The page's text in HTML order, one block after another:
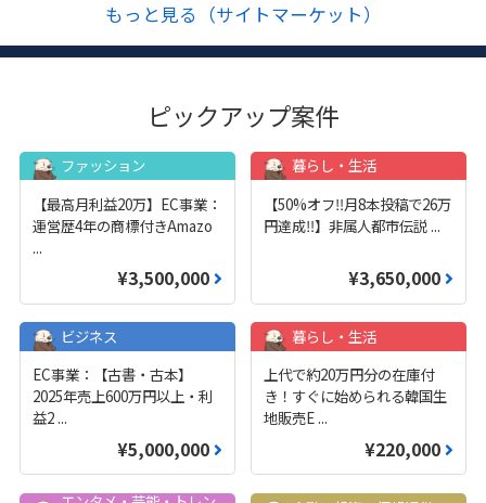
もっと見る（サイトマーケット）
ピックアップ案件
ファッション
【最高月利益20万】EC事業：
運営歴4年の商標付きAmazo
...
¥3,500,000
暮らし・生活
【50%オフ‼️月8本投稿で26万
円達成‼️】非属人都市伝説 ...
¥3,650,000
ビジネス
EC事業：【古書・古本】
2025年売上600万円以上・利
益2 ...
¥5,000,000
暮らし・生活
上代で約20万円分の在庫付
き！すぐに始められる韓国生
地販売E ...
¥220,000